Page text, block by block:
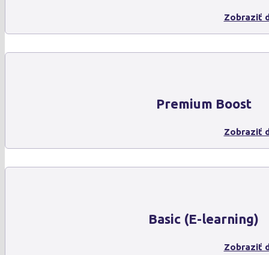
Zobraziť
Premium Boost
Zobraziť
Basic (E-learning)
Zobraziť